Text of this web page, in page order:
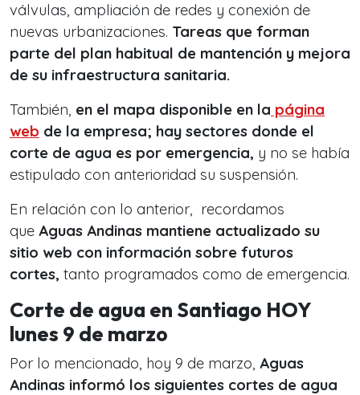
válvulas, ampliación de redes y conexión de
nuevas urbanizaciones. Tareas que forman
parte del plan habitual de mantención y mejora
de su infraestructura sanitaria.
También, en el mapa disponible en la página
web de la empresa; hay sectores donde el
corte de agua es por emergencia, y no se había
estipulado con anterioridad su suspensión.
En relación con lo anterior, recordamos
que Aguas Andinas mantiene actualizado su
sitio web con información sobre futuros
cortes, tanto programados como de emergencia.
Corte de agua en Santiago HOY
lunes 9 de marzo
Por lo mencionado, hoy 9 de marzo, Aguas
Andinas informó los siguientes cortes de agua